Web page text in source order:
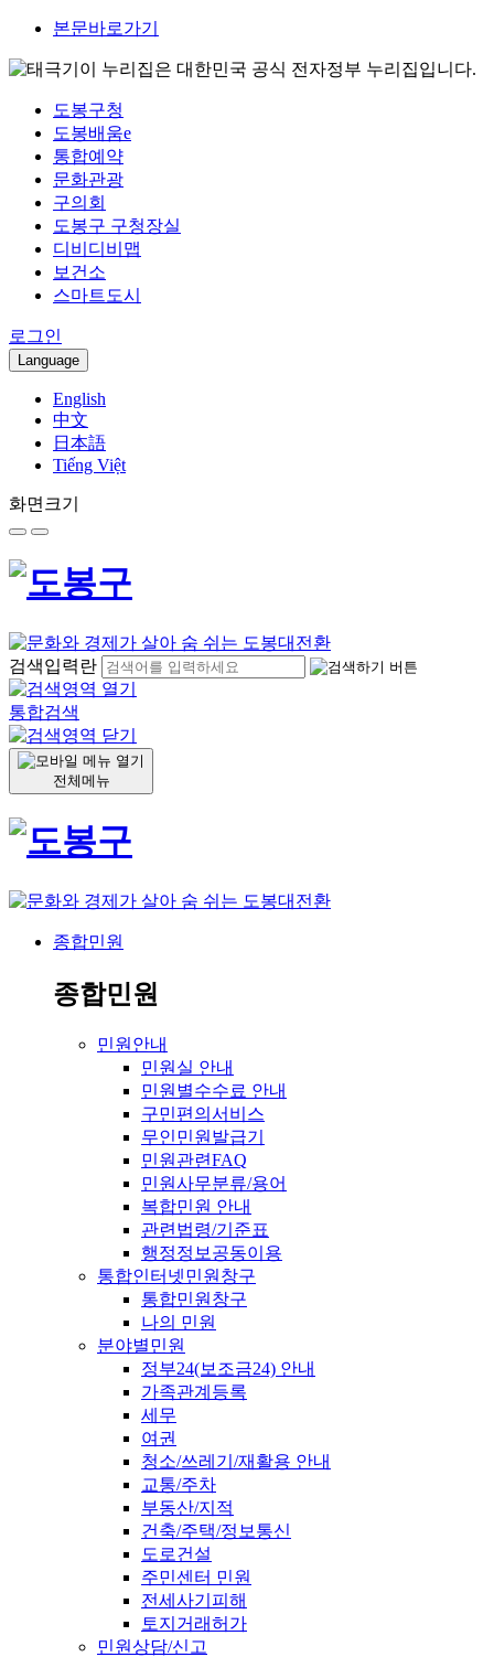
본문바로가기
이 누리집은 대한민국 공식 전자정부 누리집입니다.
도봉구청
도봉배움e
통합예약
문화관광
구의회
도봉구 구청장실
디비디비맵
보건소
스마트도시
로그인
Language
English
中文
日本語
Tiếng Việt
화면크기
검색입력란
통합검색
전체메뉴
종합민원
종합민원
민원안내
민원실 안내
민원별수수료 안내
구민편의서비스
무인민원발급기
민원관련FAQ
민원사무분류/용어
복합민원 안내
관련법령/기준표
행정정보공동이용
통합인터넷민원창구
통합민원창구
나의 민원
분야별민원
정부24(보조금24) 안내
가족관계등록
세무
여권
청소/쓰레기/재활용 안내
교통/주차
부동산/지적
건축/주택/정보통신
도로건설
주민센터 민원
전세사기피해
토지거래허가
민원상담/신고